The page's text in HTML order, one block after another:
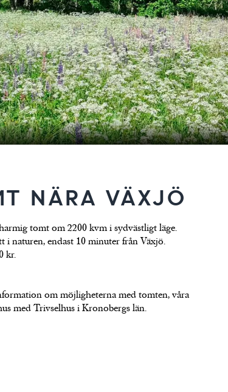
NÄRA VÄXJÖ
tomt om 2200 kvm i sydvästligt läge.
naturen, endast 10 minuter från Växjö.
kr.
om möjligheterna med tomten, våra
med Trivselhus i Kronobergs län.